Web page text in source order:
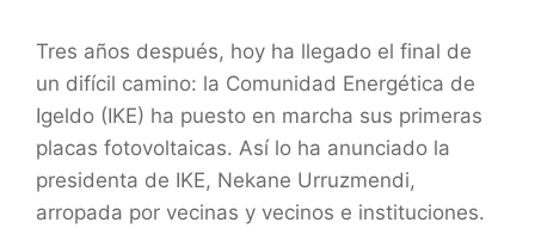
Tres años después, hoy ha llegado el final de
un difícil camino: la Comunidad Energética de
Igeldo (IKE) ha puesto en marcha sus primeras
placas fotovoltaicas. Así lo ha anunciado la
presidenta de IKE, Nekane Urruzmendi,
arropada por vecinas y vecinos e instituciones.